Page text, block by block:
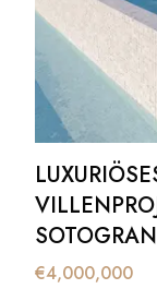
€4,000,000